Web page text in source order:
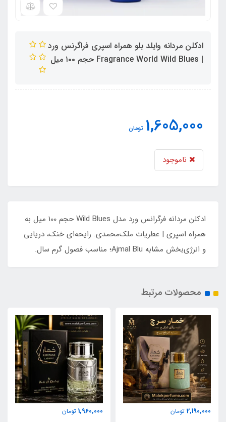
ادکلن مردانه وایلد بلو همراه اسپری فراگرنس ورد
| Fragrance World Wild Blues حجم ١٠٠ میل
1,605,000 تومان
ناموجود
ادکلن مردانه فرگرانس ورد مدل Wild Blues حجم 100 میل به
همراه اسپری | عطریات ملک‌محمدی. رایحه‌ای خنک، دریایی
و انرژی‌بخش مشابه Ajmal Blu؛ مناسب فصول گرم سال.
محصولات مرتبط
2,190,000 تومان
1,960,000 تومان